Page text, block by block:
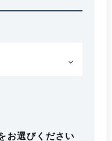
お選びください